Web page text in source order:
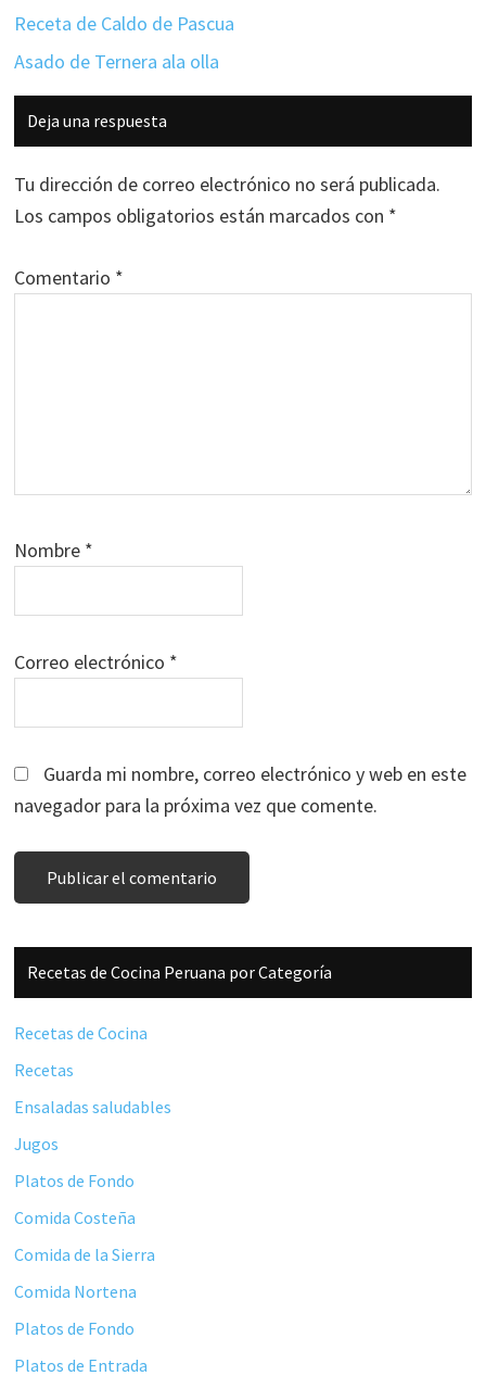
Receta de Caldo de Pascua
Asado de Ternera ala olla
Interacciones
con
los
lectores
Deja una respuesta
Tu dirección de correo electrónico no será publicada.
Los campos obligatorios están marcados con *
Comentario *
Nombre *
Correo electrónico *
Guarda mi nombre, correo electrónico y web en este
navegador para la próxima vez que comente.
Barra
lateral
principal
Recetas de Cocina Peruana por Categoría
Recetas de Cocina
Recetas
Ensaladas saludables
Jugos
Platos de Fondo
Comida Costeña
Comida de la Sierra
Comida Nortena
Platos de Fondo
Platos de Entrada